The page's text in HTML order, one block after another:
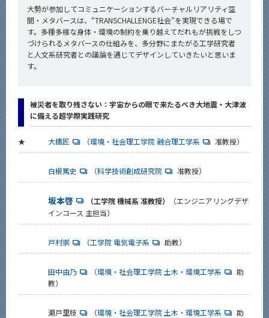
大勢が参加してコミュニケーションするバーチャルリアリティ空
間・メタバースは、“TRANSCHALLENGE社会”を実現できる場で
す。多種多様な身体・環境の制約を乗り越えてだれもが挑戦をしつ
づけられるメタバースの仕組みを、多分野にまたがる工学研究者
と人文系研究者との議論を通じてデザインしていきたいと思いま
す。
被災者を取り残さない：宇宙からの眼で来たるべき大地震・大津波
に備える超学際実践研究
★ 大橋匠 （環境・社会理工学院 融合理工学系 准教授）
白根篤史 （科学技術創成研究院 准教授）
坂本啓 （工学院 機械系 准教授）
（エンジニアリングデザ
インコース 主担当）
戸村崇 （工学院 電気電子系 助教）
田中由乃 （環境・社会理工学院 土木・環境工学系
助
教）
瀬戸里枝 （環境・社会理工学院 土木・環境工学系 助